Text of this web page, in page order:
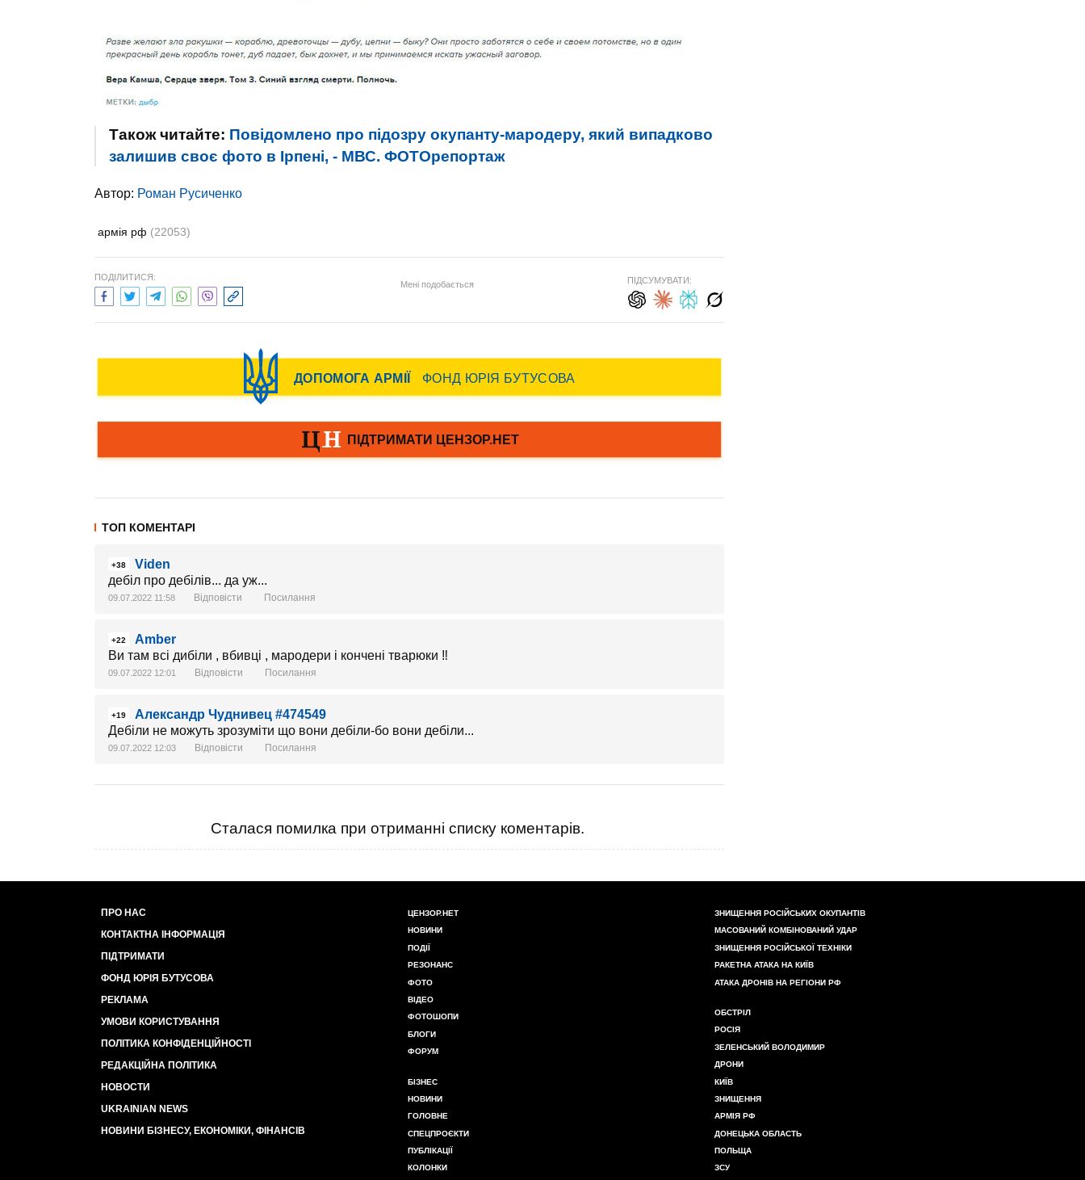
Також читайте: Повідомлено про підозру окупанту-мародеру, який випадково
залишив своє фото в Ірпені, - МВС. ФОТОрепортаж
Автор: Роман Русиченко
армія рф (22053)
ПОДІЛИТИСЯ:
Мені подобається ПІДСУМУВАТИ:
ТОП КОМЕНТАРІ
+38
Viden
дебіл про дебілів... да уж...
09.07.2022 11:58 Відповісти Посилання
+22
Amber
Ви там всі дибіли , вбивці , мародери і кончені тварюки ‼️
09.07.2022 12:01 Відповісти Посилання
+19
Александр Чуднивец #474549
Дебіли не можуть зрозуміти що вони дебіли-бо вони дебіли...
09.07.2022 12:03 Відповісти Посилання
Сталася помилка при отриманні списку коментарів.
ПРО НАС
КОНТАКТНА ІНФОРМАЦІЯ
ПІДТРИМАТИ
ФОНД ЮРІЯ БУТУСОВА
РЕКЛАМА
УМОВИ КОРИСТУВАННЯ
ПОЛІТИКА КОНФІДЕНЦІЙНОСТІ
РЕДАКЦІЙНА ПОЛІТИКА
НОВОСТИ
UKRAINIAN NEWS
НОВИНИ БІЗНЕСУ, ЕКОНОМІКИ, ФІНАНСІВ
ЦЕНЗОР.НЕТ
НОВИНИ
ПОДІЇ
РЕЗОНАНС
ФОТО
ВІДЕО
ФОТОШОПИ
БЛОГИ
ФОРУМ
БІЗНЕС
НОВИНИ
ГОЛОВНЕ
СПЕЦПРОЄКТИ
ПУБЛІКАЦІЇ
КОЛОНКИ
ЗНИЩЕННЯ РОСІЙСЬКИХ ОКУПАНТІВ
МАСОВАНИЙ КОМБІНОВАНИЙ УДАР
ЗНИЩЕННЯ РОСІЙСЬКОЇ ТЕХНІКИ
РАКЕТНА АТАКА НА КИЇВ
АТАКА ДРОНІВ НА РЕГІОНИ РФ
ОБСТРІЛ
РОСІЯ
ЗЕЛЕНСЬКИЙ ВОЛОДИМИР
ДРОНИ
КИЇВ
ЗНИЩЕННЯ
АРМІЯ РФ
ДОНЕЦЬКА ОБЛАСТЬ
ПОЛЬЩА
ЗСУ